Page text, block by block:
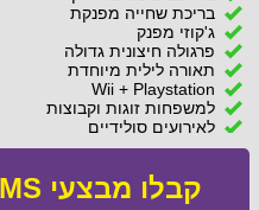
בריכת שחייה מפנקת
ג'קוזי מפנק
פרגולה חיצונית גדולה
תאורה לילית מיוחדת
Wii + Playstation
למשפחות זוגות וקבוצות
לאירועים סולידיים